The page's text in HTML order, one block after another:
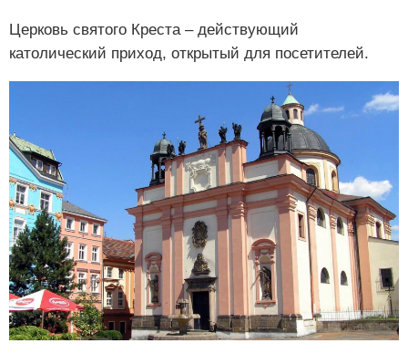
Церковь святого Креста – действующий
католический приход, открытый для посетителей.